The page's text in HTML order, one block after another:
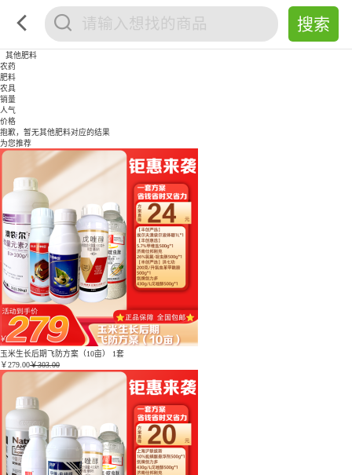
其他肥料
农药
肥料
农具
销量
人气
价格
抱歉，暂无其他肥料对应的结果
为您推荐
玉米生长后期飞防方案（10亩） 1套
￥279.00￥303.00